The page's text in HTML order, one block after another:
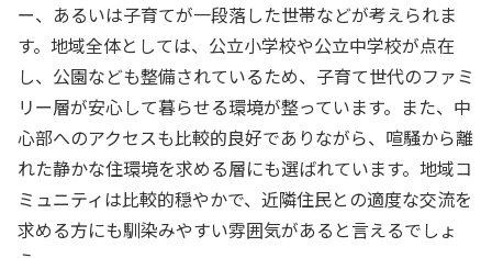
ー、あるいは子育てが一段落した世帯などが考えられま
す。地域全体としては、公立小学校や公立中学校が点在
し、公園なども整備されているため、子育て世代のファミ
リー層が安心して暮らせる環境が整っています。また、中
心部へのアクセスも比較的良好でありながら、喧騒から離
れた静かな住環境を求める層にも選ばれています。地域コ
ミュニティは比較的穏やかで、近隣住民との適度な交流を
求める方にも馴染みやすい雰囲気があると言えるでしょ